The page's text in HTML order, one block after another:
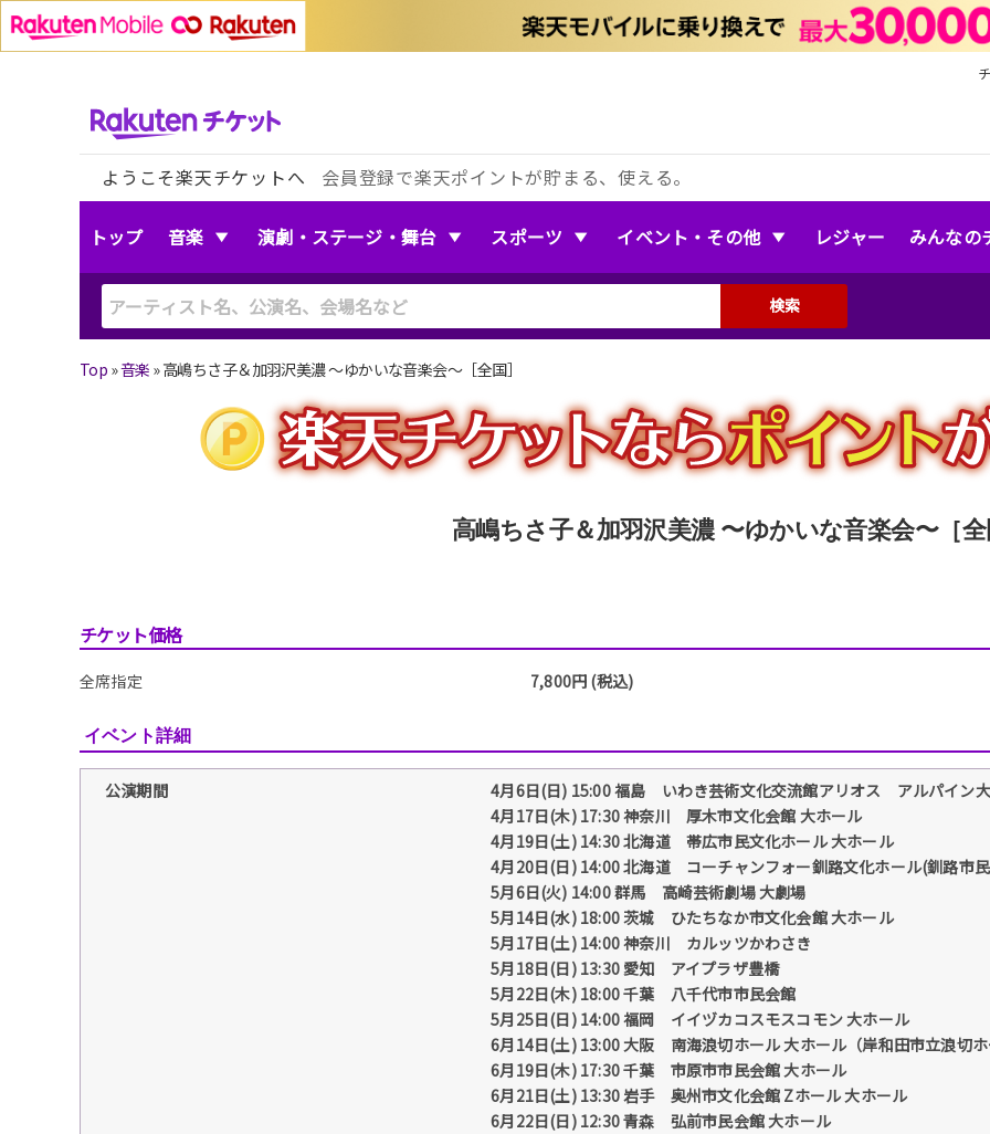
ようこそ楽天チケットへ 会員登録で楽天ポイントが貯まる、使える。
トップ 音楽 演劇・ステージ・舞台 スポーツ イベント・その他 レジャー みんなの
検索
Top »音楽 »高嶋ちさ子＆加羽沢美濃 〜ゆかいな音楽会〜［全国］
高嶋ちさ子＆加羽沢美濃 〜ゆかいな音楽会〜［
チケット価格
全席指定 7,800円 (税込)
イベント詳細
公演期間
4月6日(日) 15:00 福島 いわき芸術文化交流館アリオス アルパイン
4月17日(木) 17:30 神奈川 厚木市文化会館 大ホール
4月19日(土) 14:30 北海道 帯広市民文化ホール 大ホール
4月20日(日) 14:00 北海道 コーチャンフォー釧路文化ホール(釧路市
5月6日(火) 14:00 群馬 高崎芸術劇場 大劇場
5月14日(水) 18:00 茨城 ひたちなか市文化会館 大ホール
5月17日(土) 14:00 神奈川 カルッツかわさき
5月18日(日) 13:30 愛知 アイプラザ豊橋
5月22日(木) 18:00 千葉 八千代市市民会館
5月25日(日) 14:00 福岡 イイヅカコスモスコモン 大ホール
6月14日(土) 13:00 大阪 南海浪切ホール 大ホール（岸和田市立浪切
6月19日(木) 17:30 千葉 市原市市民会館 大ホール
6月21日(土) 13:30 岩手 奥州市文化会館 Zホール 大ホール
6月22日(日) 12:30 青森 弘前市民会館 大ホール